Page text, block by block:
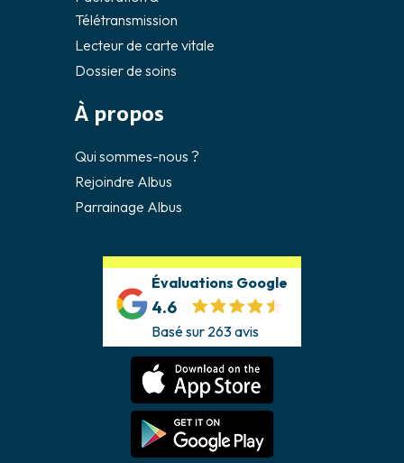
À propos
Qui sommes-nous ?
Rejoindre Albus
Parrainage Albus
Télétransmission
Lecteur de carte vitale
Dossier de soins
Évaluations Google
4.6
Basé sur 263 avis